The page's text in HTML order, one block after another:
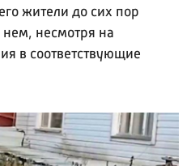
жители до сих пор
несмотря на
в соответствующие